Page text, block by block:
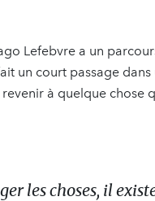
Lefebvre a un
un court passage
à quelque chose
les choses, il